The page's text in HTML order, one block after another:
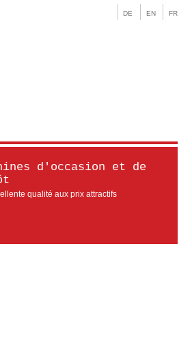
DE EN FR
d'occasion et de
qualité aux prix attractifs